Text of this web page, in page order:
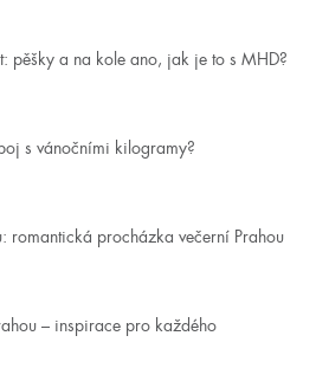
pěšky a na kole ano, jak je to s MHD?
s vánočními kilogramy?
romantická procházka večerní Prahou
– inspirace pro každého